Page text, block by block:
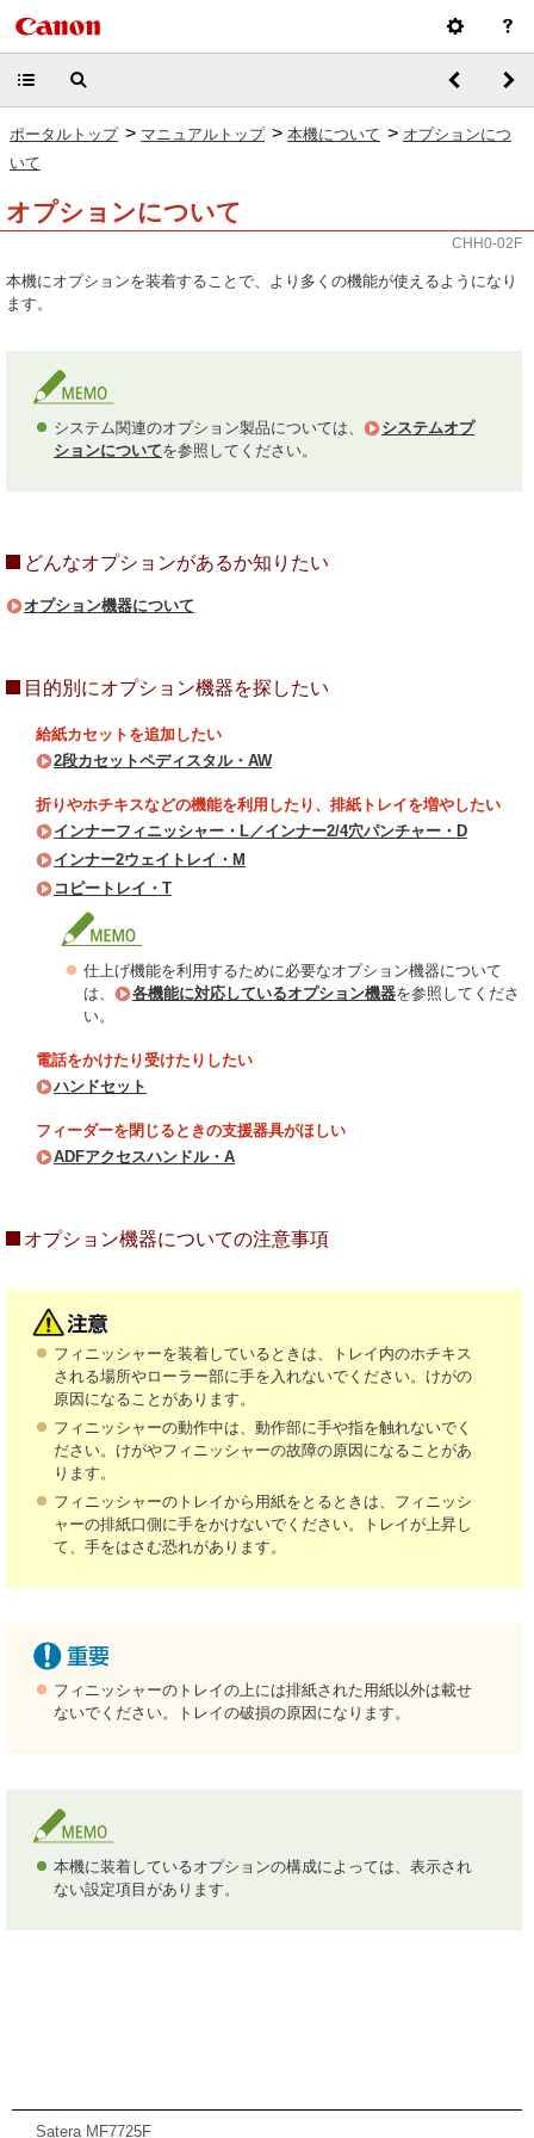
ポータルトップ > マニュアルトップ > 本機について > オプションにつ
いて
オプションについて
CHH0-02F
本機にオプションを装着することで、より多くの機能が使えるようになり
ます。
システム関連のオプション製品については、
システムオプ
ションについてを参照してください。
どんなオプションがあるか知りたい
オプション機器について
目的別にオプション機器を探したい
給紙カセットを追加したい
2段カセットペディスタル・AW
折りやホチキスなどの機能を利用したり、排紙トレイを増やしたい
インナーフィニッシャー・L／インナー2/4穴パンチャー・D
インナー2ウェイトレイ・M
コピートレイ・T
仕上げ機能を利用するために必要なオプション機器について
は、
各機能に対応しているオプション機器を参照してくださ
い。
電話をかけたり受けたりしたい
ハンドセット
フィーダーを閉じるときの支援器具がほしい
ADFアクセスハンドル・A
オプション機器についての注意事項
フィニッシャーを装着しているときは、トレイ内のホチキス
される場所やローラー部に手を入れないでください。けがの
原因になることがあります。
フィニッシャーの動作中は、動作部に手や指を触れないでく
ださい。けがやフィニッシャーの故障の原因になることがあ
ります。
フィニッシャーのトレイから用紙をとるときは、フィニッシ
ャーの排紙口側に手をかけないでください。トレイが上昇し
て、手をはさむ恐れがあります。
フィニッシャーのトレイの上には排紙された用紙以外は載せ
ないでください。トレイの破損の原因になります。
本機に装着しているオプションの構成によっては、表示され
ない設定項目があります。
Satera MF7725F